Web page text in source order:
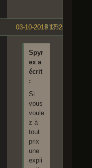
#123
03-10-2015 17:25:14
Spyr
ex a
écrit
:
Si
vous
voule
z à
tout
prix
une
expli